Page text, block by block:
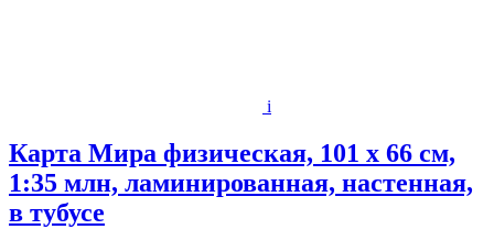
i
Карта Мира физическая, 101 х 66 см,
1:35 млн, ламинированная, настенная,
в тубусе